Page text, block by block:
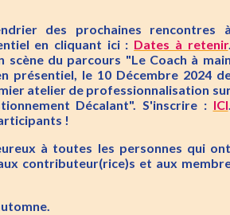
des prochaines rencontres
en cliquant ici : Dates à retenir
scène du parcours "Le Coach à
présentiel, le 10 Décembre 2024
atelier de professionnalisation
Décalant". S'inscrire : ICI
!
à toutes les personnes qui
contributeur(rice)s et aux